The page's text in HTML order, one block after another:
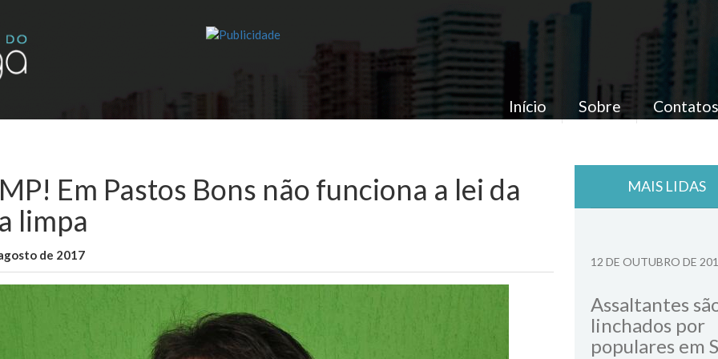
Início Sobre Contatos
Em Pastos Bons não funciona a lei da
limpa
de 2017
MAIS LIDAS
12 DE OUTUBRO DE
Assaltantes
linchados por
populares em